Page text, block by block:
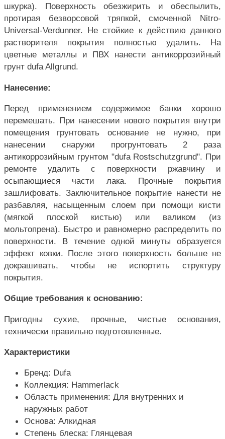
шкурка). Поверхность обезжирить и обеспылить,
протирая безворсовой тряпкой, смоченной Nitro-
Universal-Verdunner. Не стойкие к действию данного
растворителя покрытия полностью удалить. На
цветные металлы и ПВХ нанести антикоррозийный
грунт dufa Allgrund.
Нанесение:
Перед применением содержимое банки хорошо
перемешать. При нанесении нового покрытия внутри
помещения грунтовать основание не нужно, при
нанесении снаружи прогрунтовать 2 раза
антикоррозийным грунтом "dufa Rostschutzgrund". При
ремонте удалить с поверхности ржавчину и
осыпающиеся части лака. Прочные покрытия
зашлифовать. Заключительное покрытие нанести не
разбавляя, насыщенным слоем при помощи кисти
(мягкой плоской кистью) или валиком (из
мольтопрена). Быстро и равномерно распределить по
поверхности. В течение одной минуты образуется
эффект ковки. После этого поверхность больше не
докрашивать, чтобы не испортить структуру
покрытия.
Общие требования к основанию:
Пригодны сухие, прочные, чистые основания,
технически правильно подготовленные.
Характеристики
Бренд: Dufa
Коллекция: Hammerlack
Область применения: Для внутренних и
наружных работ
Основа: Алкидная
Степень блеска: Глянцевая